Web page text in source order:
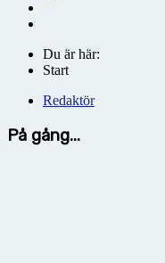
Du är här:
Start
Redaktör
På gång...